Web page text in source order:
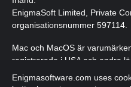
EnigmaSoft Limited, Private
organisationsnummer 597114.
Mac och MacOS är
registrerade i USA och andra
Upphovsrätt 2016-2026.
Enigmasoftware.com uses